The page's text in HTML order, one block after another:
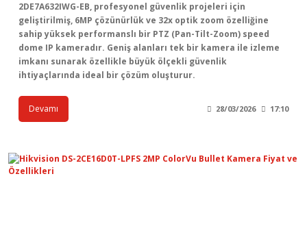
2DE7A632IWG-EB, profesyonel güvenlik projeleri için
geliştirilmiş, 6MP çözünürlük ve 32x optik zoom özelliğine
sahip yüksek performanslı bir PTZ (Pan-Tilt-Zoom) speed
dome IP kameradır. Geniş alanları tek bir kamera ile izleme
imkanı sunarak özellikle büyük ölçekli güvenlik
ihtiyaçlarında ideal bir çözüm oluşturur.
Devamı 28/03/2026 17:10